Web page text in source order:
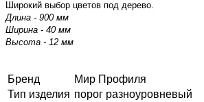
Широкий выбор цветов под дерево.
Длина - 900 мм
Ширина - 40 мм
Высота - 12 мм
Бренд
Мир Профиля
Тип изделия порог разноуровневый